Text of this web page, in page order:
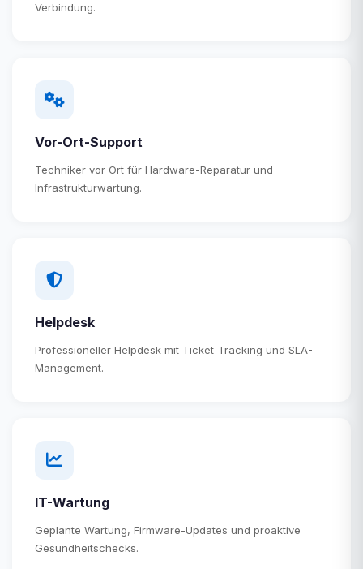
Verbindung.
Vor-Ort-Support
Techniker vor Ort für Hardware-Reparatur und
Infrastrukturwartung.
Helpdesk
Professioneller Helpdesk mit Ticket-Tracking und SLA-
Management.
IT-Wartung
Geplante Wartung, Firmware-Updates und proaktive
Gesundheitschecks.